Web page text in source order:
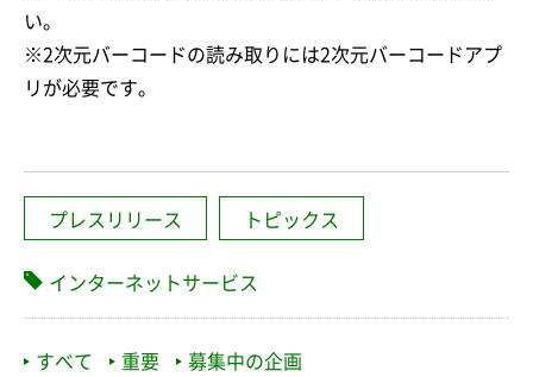
い。
※2次元バーコードの読み取りには2次元バーコードアプ
リが必要です。
プレスリリース トピックス
インターネットサービス
すべて 重要 募集中の企画